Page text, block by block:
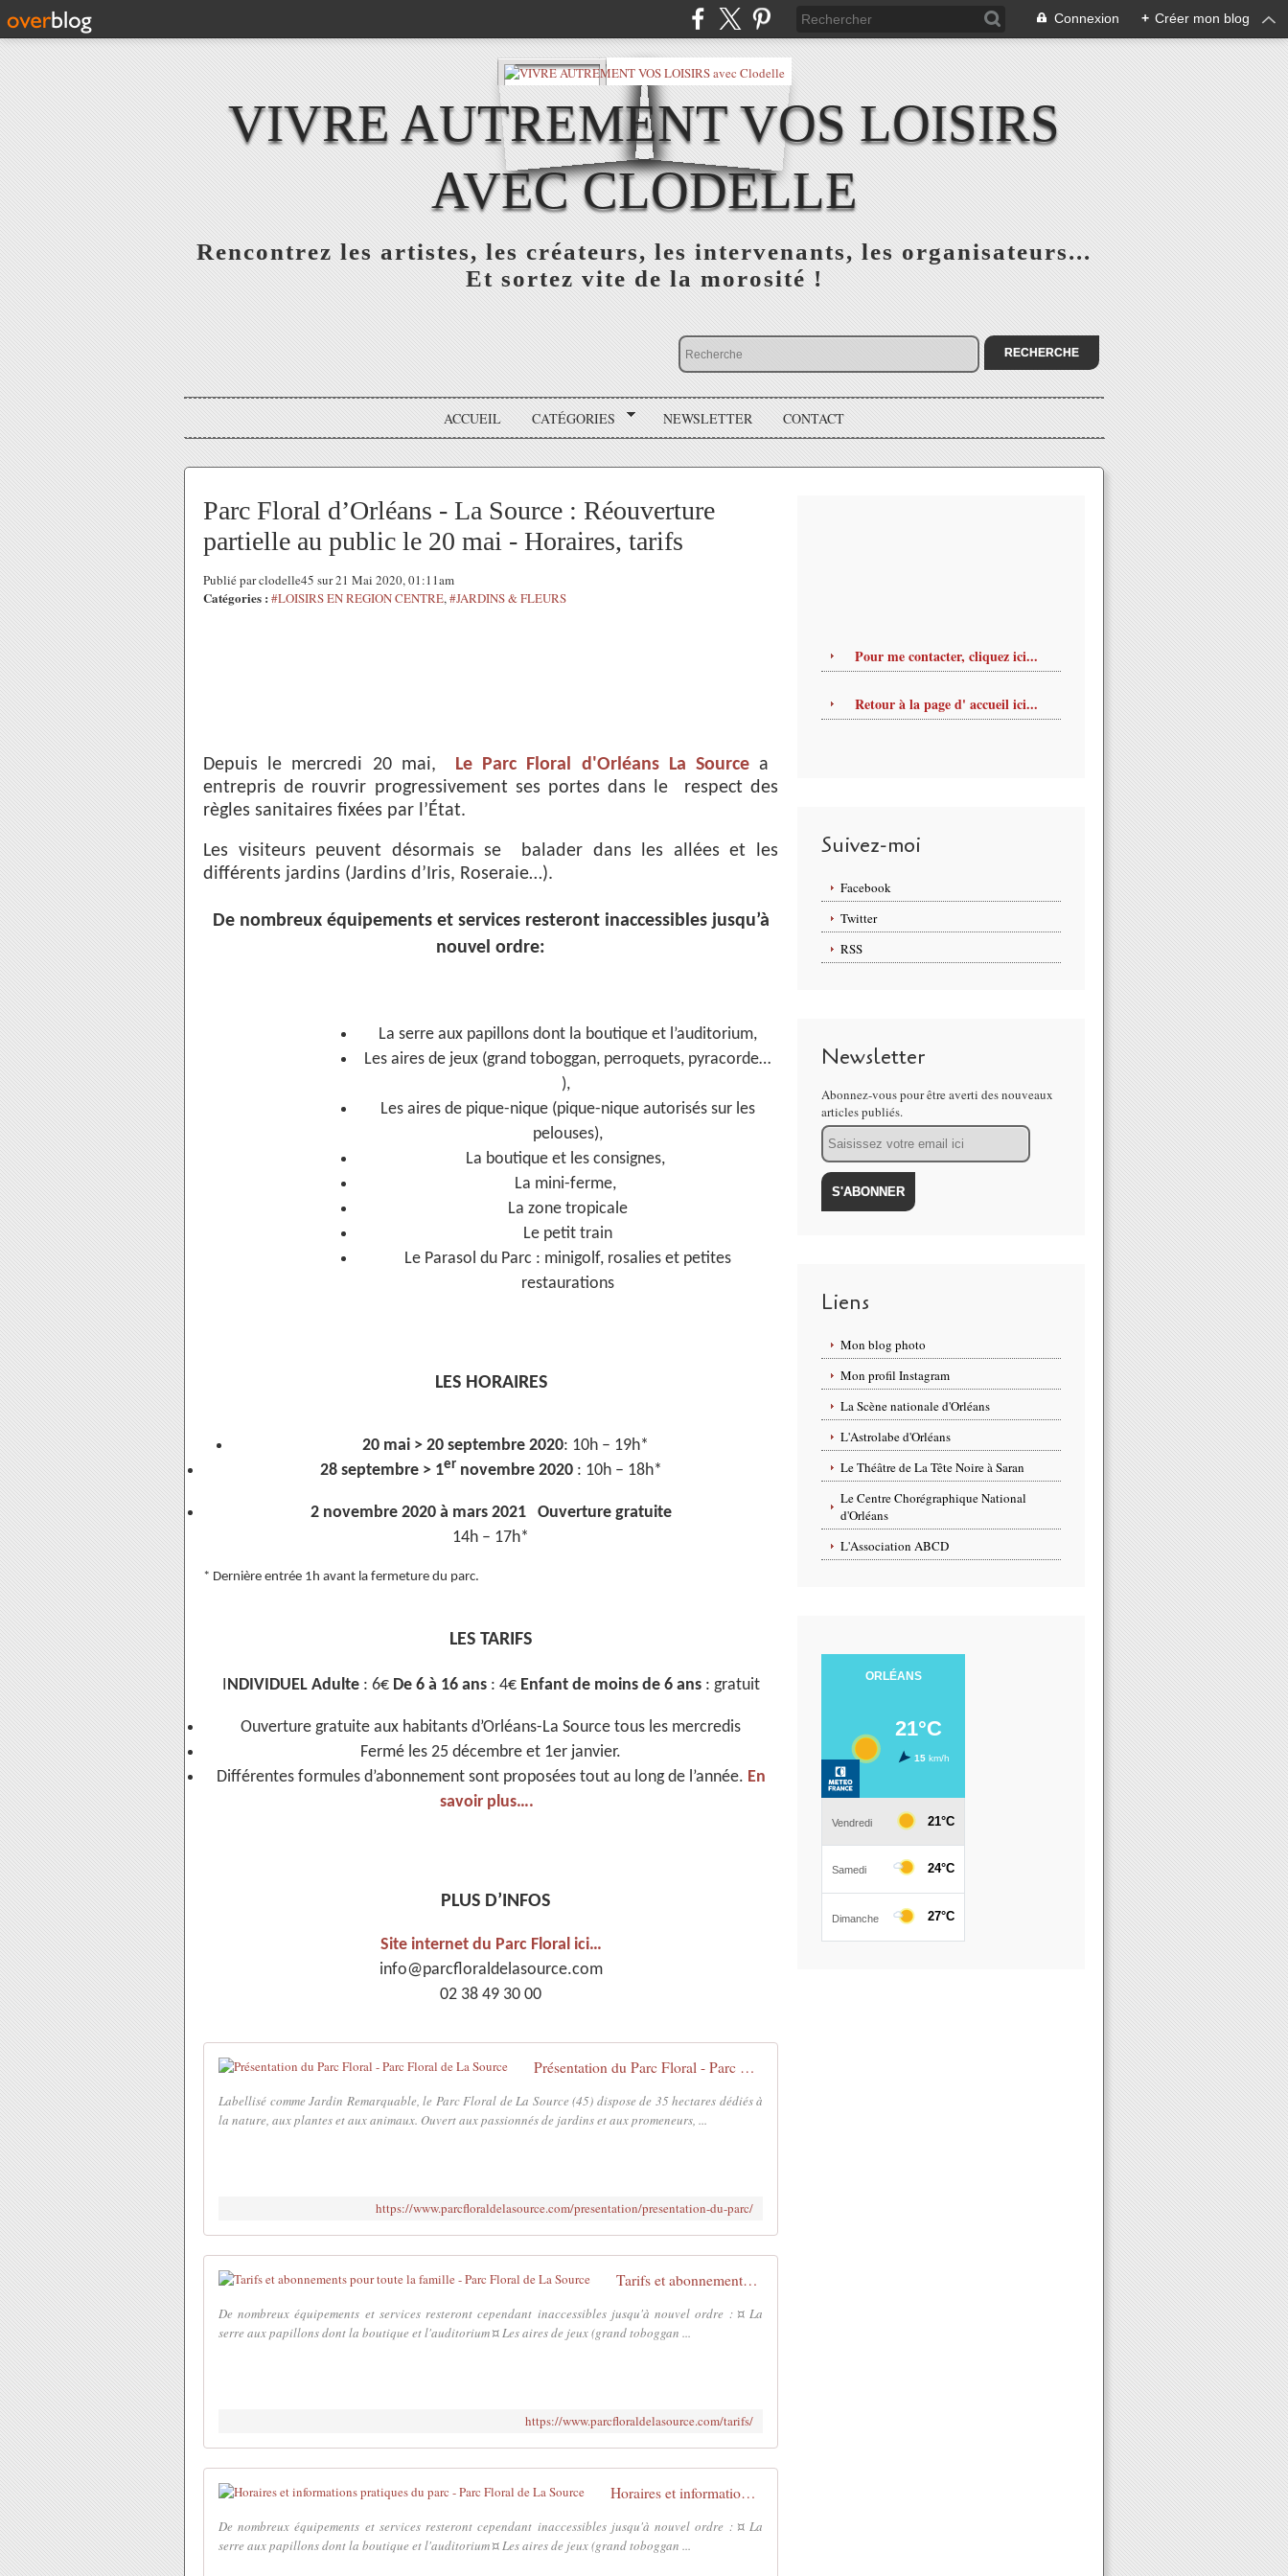
Connexion + Créer mon blog
VIVRE AUTREMENT VOS LOISIRS
AVEC CLODELLE
Rencontrez les artistes, les créateurs, les intervenants, les organisateurs...
Et sortez vite de la morosité !
ACCUEIL CATÉGORIES NEWSLETTER CONTACT
Parc Floral d’Orléans - La Source : Réouverture
partielle au public le 20 mai - Horaires, tarifs
Publié par clodelle45 sur 21 Mai 2020, 01:11am
Catégories : #LOISIRS EN REGION CENTRE,#JARDINS & FLEURS
Depuis le mercredi 20 mai, Le Parc Floral d'Orléans La Sourcea
entrepris de rouvrir progressivement ses portes dans le respect des
règles sanitaires fixées par l’État.
Les visiteurs peuvent désormais se balader dans les allées et les
différents jardins (Jardins d’Iris, Roseraie…).
De nombreux équipements et services resteront inaccessibles jusqu’à
nouvel ordre:
La serre aux papillons dont la boutique et l’auditorium,
Les aires de jeux (grand toboggan, perroquets, pyracorde…
),
Les aires de pique-nique (pique-nique autorisés sur les
pelouses),
La boutique et les consignes,
La mini-ferme,
La zone tropicale
Le petit train
Le Parasol du Parc : minigolf, rosalies et petites
restaurations
LES HORAIRES
20 mai > 20 septembre 2020: 10h – 19h*
28 septembre > 1er novembre 2020 : 10h – 18h*
2 novembre 2020 à mars 2021
Ouverture gratuite
14h – 17h*
* Dernière entrée 1h avant la fermeture du parc.
LES TARIFS
INDIVIDUEL Adulte: 6€ De 6 à 16 ans: 4€ Enfant de moins de 6 ans: gratuit
Ouverture gratuite aux habitants d’Orléans-La Source tous les mercredis
Fermé les 25 décembre et 1er janvier.
Différentes formules d’abonnement sont proposées tout au long de l’année. En
savoir plus….
PLUS D’INFOS
Site internet du Parc Floral ici…
info@parcfloraldelasource.com
02 38 49 30 00
Présentation du Parc Floral - Parc Floral de La Source
Labellisé comme Jardin Remarquable, le Parc Floral de La Source (45) dispose de 35 hectares dédiés à
la nature, aux plantes et aux animaux. Ouvert aux passionnés de jardins et aux promeneurs, ...
https://www.parcfloraldelasource.com/presentation/presentation-du-parc/
Tarifs et abonnements pour toute la famille - Parc Floral de La Source
De nombreux équipements et services resteront cependant inaccessibles jusqu'à nouvel ordre : ¤ La
serre aux papillons dont la boutique et l'auditorium ¤ Les aires de jeux (grand toboggan ...
https://www.parcfloraldelasource.com/tarifs/
Horaires et informations pratiques du parc - Parc Floral de La Source
De nombreux équipements et services resteront cependant inaccessibles jusqu'à nouvel ordre : ¤ La
serre aux papillons dont la boutique et l'auditorium ¤ Les aires de jeux (grand toboggan ...
Pour me contacter, cliquez ici...
Retour à la page d' accueil ici...
Suivez-moi
Facebook
Twitter
RSS
Newsletter
Abonnez-vous pour être averti des nouveaux
articles publiés.
Email
Liens
Mon blog photo
Mon profil Instagram
La Scène nationale d'Orléans
L'Astrolabe d'Orléans
Le Théâtre de La Tête Noire à Saran
Le Centre Chorégraphique National
d'Orléans
L'Association ABCD